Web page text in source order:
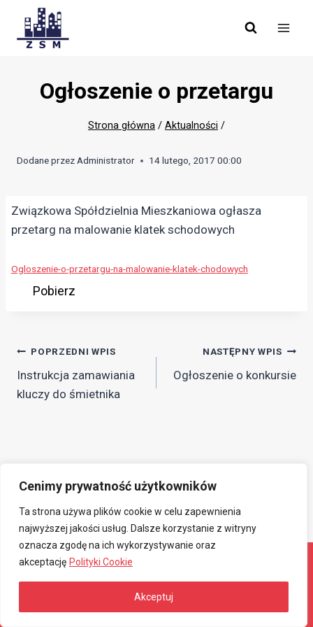
Cenimy prywatność użytkowników
Ta strona używa plików cookie w celu zapewnienia
najwyższej jakości usług. Dalsze korzystanie z witryny
oznacza zgodę na ich wykorzystywanie oraz
akceptację Polityki Cookie
Akceptuj
content
Ogłoszenie o przetargu
Strona główna / Aktualności /
Dodane przezAdministrator 14 lutego, 2017 00:00
Związkowa Spółdzielnia Mieszkaniowa ogłasza
przetarg na malowanie klatek schodowych
Ogloszenie-o-przetargu-na-malowanie-klatek-chodowych
Pobierz
Nawigacja
wpisu
POPRZEDNI WPIS
Instrukcja zamawiania
kluczy do śmietnika
NASTĘPNY WPIS
Ogłoszenie o konkursie
© 2026 Związkowa Spółdzielnia Mieszkaniowa